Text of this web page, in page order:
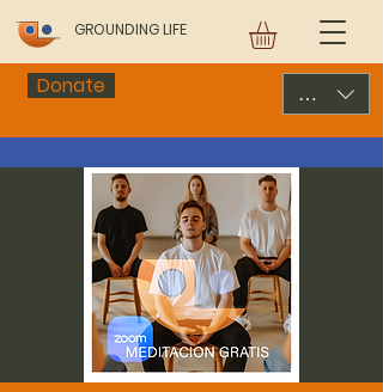
GROUNDING LIFE
Donate USD ($)